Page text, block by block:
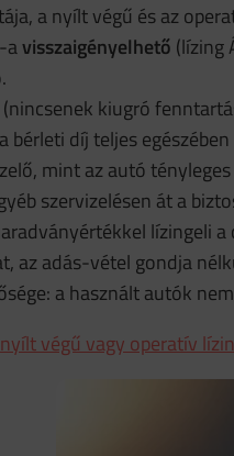
a nyílt végű és az
avisszaigényelhető (lízing
kiugró
bérleti díj teljes
mint az autó
szervizelésen át a
lízingeli
az adás-vétel gondja
a használt autók
nyílt végű vagy operatív